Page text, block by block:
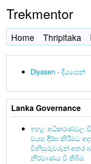
Trekmentor
Home Thripitaka
Diyasen - දියසෙන්
Lanka Governance
ඉහළ අධිකරණවල
වයස දීර්ඝ කිරීමට
විනිසුරුවරුන් අතර
නිර්මාණය වී තිබීම